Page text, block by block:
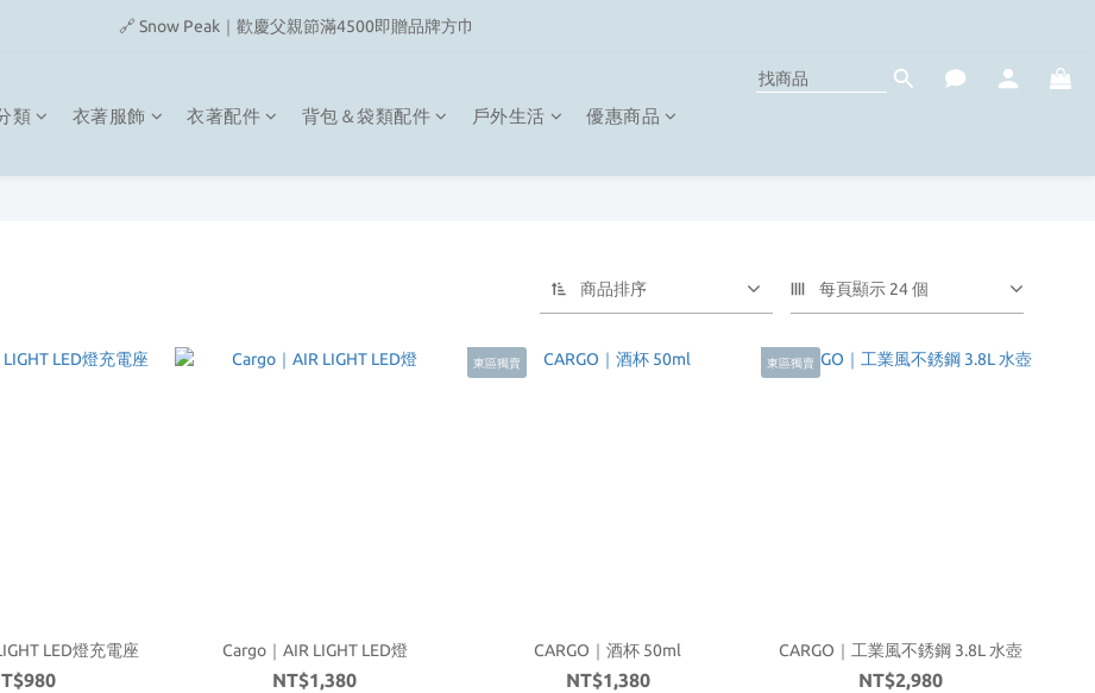
🔗 Snow Peak｜歡慶父親節滿4500即贈品牌方巾
🔗 Snow Peak｜歡慶父親節滿4500即贈品牌方巾
類 衣著服飾 衣著配件 背包＆袋類配件 戶外生活 優惠商品
商品排序 每頁顯示 24 個
LED燈充電座 Cargo｜AIR LIGHT LED燈
NT$1,380
東區獨賣
CARGO｜酒杯 50ml
NT$1,380
東區獨賣
CARGO｜工業風不銹鋼 3.8L 水壺
NT$2,980